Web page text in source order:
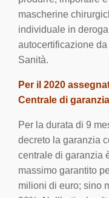
mascherine
individuale in
autocertificazione
Sanità.
Per il 2020
Centrale di
Per la durata di 9
decreto la garanzia
centrale di garanzia
massimo garantito
milioni di euro; sino